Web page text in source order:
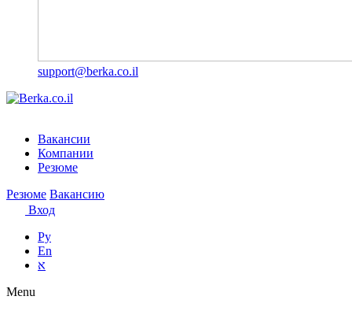
support@berka.co.il
Вакансии
Компании
Резюме
Резюме Вакансию
Вход
Ру
En
א
Menu